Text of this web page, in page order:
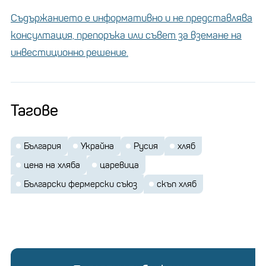
2023/2024 г. (юли-юни) спрямо 2 милиона тона по
Съдържанието е информативно и не представлява
консултация, препоръка или съвет за вземане на
инвестиционно решение.
Тагове
България Украйна Русия
хляб
цена на хляба
царевица
Български фермерски съюз
скъп хляб